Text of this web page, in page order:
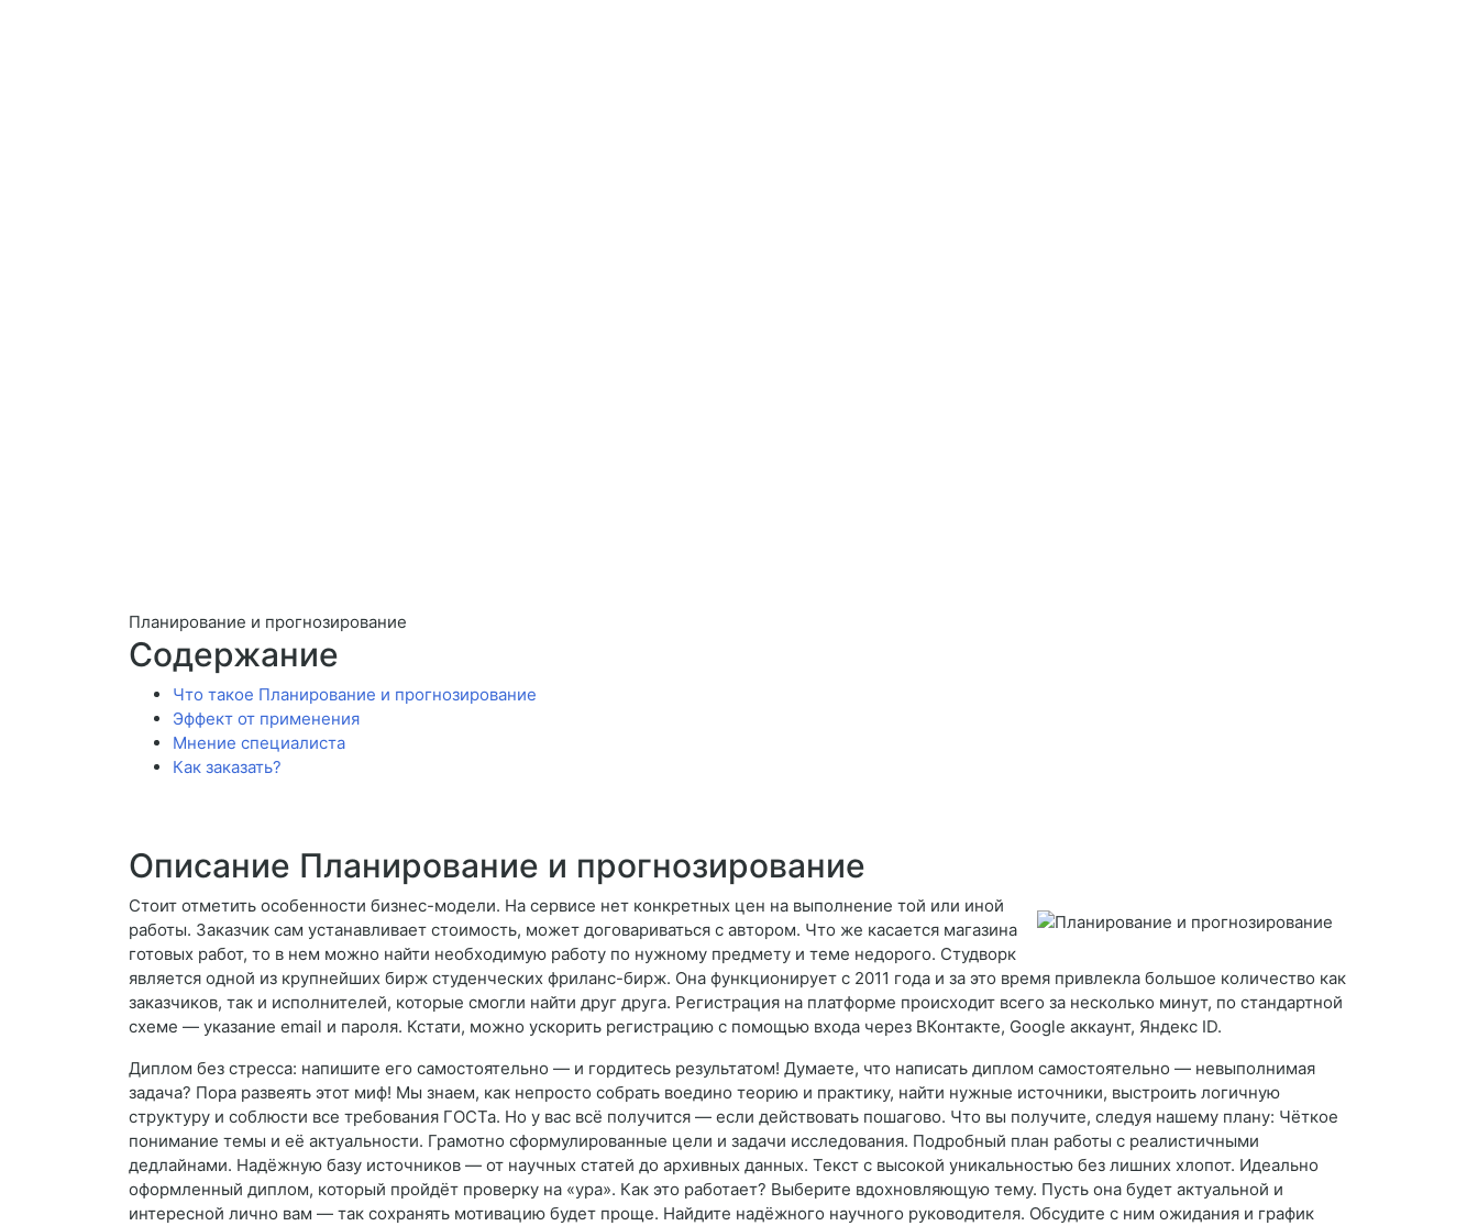
Планирование и прогнозирование
Содержание
Что такое Планирование и прогнозирование
Эффект от применения
Мнение специалиста
Как заказать?
Описание Планирование и прогнозирование
Стоит отметить особенности бизнес-модели. На сервисе нет конкретных цен на выполнение той или иной
работы. Заказчик сам устанавливает стоимость, может договариваться с автором. Что же касается магазина
готовых работ, то в нем можно найти необходимую работу по нужному предмету и теме недорого. Студворк
является одной из крупнейших бирж студенческих фриланс-бирж. Она функционирует с 2011 года и за это время привлекла большое количество как
заказчиков, так и исполнителей, которые смогли найти друг друга. Регистрация на платформе происходит всего за несколько минут, по стандартной
схеме — указание email и пароля. Кстати, можно ускорить регистрацию с помощью входа через ВКонтакте, Google аккаунт, Яндекс ID.
Диплом без стресса: напишите его самостоятельно — и гордитесь результатом! Думаете, что написать диплом самостоятельно — невыполнимая
задача? Пора развеять этот миф! Мы знаем, как непросто собрать воедино теорию и практику, найти нужные источники, выстроить логичную
структуру и соблюсти все требования ГОСТа. Но у вас всё получится — если действовать пошагово. Что вы получите, следуя нашему плану: Чёткое
понимание темы и её актуальности. Грамотно сформулированные цели и задачи исследования. Подробный план работы с реалистичными
дедлайнами. Надёжную базу источников — от научных статей до архивных данных. Текст с высокой уникальностью без лишних хлопот. Идеально
оформленный диплом, который пройдёт проверку на «ура». Как это работает? Выберите вдохновляющую тему. Пусть она будет актуальной и
интересной лично вам — так сохранять мотивацию будет проще. Найдите надёжного научного руководителя. Обсудите с ним ожидания и график